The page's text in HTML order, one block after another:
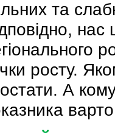
та
нас
росту.
А
варто